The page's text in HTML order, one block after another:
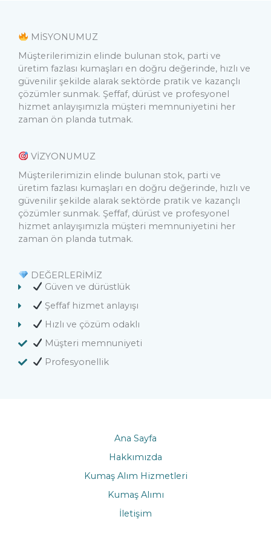
MISYONUMUZ
Müşterilerimizin elinde bulunan stok, parti ve
üretim fazlası kumaşları en doğru değerinde, hızlı ve
güvenilir şekilde alarak sektörde pratik ve kazançlı
çözümler sunmak. Şeffaf, dürüst ve profesyonel
hizmet anlayışımızla müşteri memnuniyetini her
zaman ön planda tutmak.
VIZYONUMUZ
Müşterilerimizin elinde bulunan stok, parti ve
üretim fazlası kumaşları en doğru değerinde, hızlı ve
güvenilir şekilde alarak sektörde pratik ve kazançlı
çözümler sunmak. Şeffaf, dürüst ve profesyonel
hizmet anlayışımızla müşteri memnuniyetini her
zaman ön planda tutmak.
DEĞERLERIMIZ
Güven ve dürüstlük
Şeffaf hizmet anlayışı
Hızlı ve çözüm odaklı
Müşteri memnuniyeti
Profesyonellik
Ana Sayfa
Hakkımızda
Kumaş Alım Hizmetleri
Kumaş Alımı
İletişim